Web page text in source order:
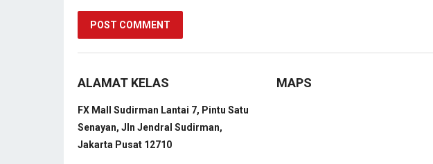
ALAMAT KELAS
FX Mall Sudirman Lantai 7, Pintu Satu
Senayan, Jln Jendral Sudirman,
Jakarta Pusat 12710
MAPS